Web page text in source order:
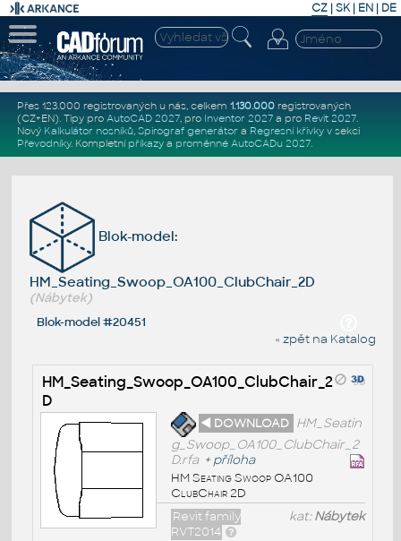
CZ | SK| EN | DE
Přes 123.000 registrovaných u nás, celkem 1.130.000registrovaných
(CZ+EN). Tipy pro AutoCAD 2027, pro Inventor 2027a pro Revit 2027.
Nový Kalkulátor nosníků, Spirograf generátor a Regresní křivkyv sekci
Převodníky. Kompletní příkazya proměnné AutoCADu 2027.
Blok-model:
HM_Seating_Swoop_OA100_ClubChair_2D
(Nábytek)
Blok-model #20451
« zpět na Katalog
HM_Seating_Swoop_OA100_ClubChair_2
D
◄ DOWNLOAD HM_Seatin
g_Swoop_OA100_ClubChair_2
D.rfa + příloha
HM Seating Swoop OA100
ClubChair 2D
kat:Nábytek
Revit family
RVT2014